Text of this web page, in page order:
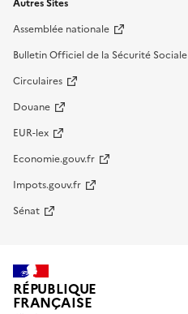
Autres Sites
Assemblée nationale
Bulletin Officiel de la Sécurité Sociale
Circulaires
Douane
EUR-lex
Economie.gouv.fr
Impots.gouv.fr
Sénat
RÉPUBLIQUE
FRANÇAISE